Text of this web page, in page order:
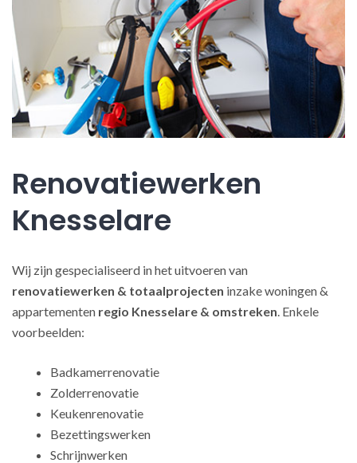
Renovatiewerken
Knesselare
Wij zijn gespecialiseerd in het uitvoeren van
renovatiewerken & totaalprojecten inzake woningen &
appartementen regio Knesselare & omstreken. Enkele
voorbeelden:
Badkamerrenovatie
Zolderrenovatie
Keukenrenovatie
Bezettingswerken
Schrijnwerken